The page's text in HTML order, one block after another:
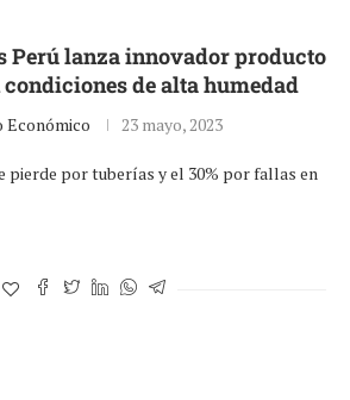
lanza innovador producto
de alta humedad
Económico 23 mayo, 2023
pierde por tuberías y el 30% por fallas en